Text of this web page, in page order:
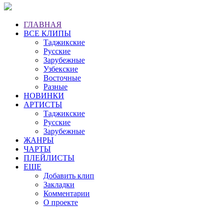
ГЛАВНАЯ
ВСЕ КЛИПЫ
Таджикские
Русские
Зарубежные
Узбекские
Восточные
Разные
НОВИНКИ
АРТИСТЫ
Таджикские
Русские
Зарубежные
ЖАНРЫ
ЧАРТЫ
ПЛЕЙЛИСТЫ
ЕЩЕ
Добавить клип
Закладки
Комментарии
О проекте